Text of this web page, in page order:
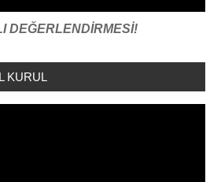
DEĞERLENDİRMESİ!
KURUL